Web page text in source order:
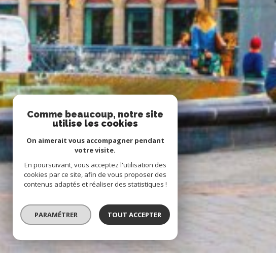
Comme beaucoup, notre site
utilise les cookies
On aimerait vous accompagner pendant
votre visite.
En poursuivant, vous acceptez l'utilisation des
cookies par ce site, afin de vous proposer des
contenus adaptés et réaliser des statistiques !
PARAMÉTRER TOUT ACCEPTER